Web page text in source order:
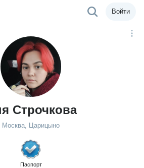
Войти
Строчкова
Москва, Царицыно
Паспорт